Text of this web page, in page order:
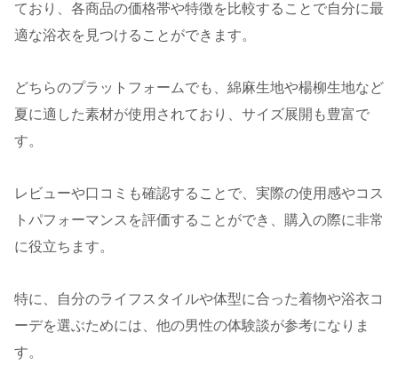
ており、各商品の価格帯や特徴を比較することで自分に最
適な浴衣を見つけることができます。
どちらのプラットフォームでも、綿麻生地や楊柳生地など
夏に適した素材が使用されており、サイズ展開も豊富で
す。
レビューや口コミも確認することで、実際の使用感やコス
トパフォーマンスを評価することができ、購入の際に非常
に役立ちます。
特に、自分のライフスタイルや体型に合った着物や浴衣コ
ーデを選ぶためには、他の男性の体験談が参考になりま
す。